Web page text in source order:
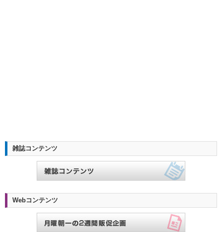
雑誌コンテンツ
Webコンテンツ